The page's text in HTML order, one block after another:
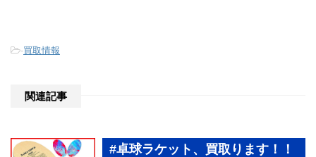
-買取情報
関連記事
#卓球ラケット、買取ります！！